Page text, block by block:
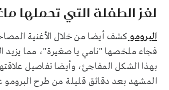
لغز الطفلة التي تحملها
البروموكشف أيضا من خلال الأغنية
فجاء ملخصها "نامي يا صغيرة"، مما يزيد
بهذا الشكل المفاجئ، وأيضا تفاصيل
المشهد بعد دقائق قليلة من طرح